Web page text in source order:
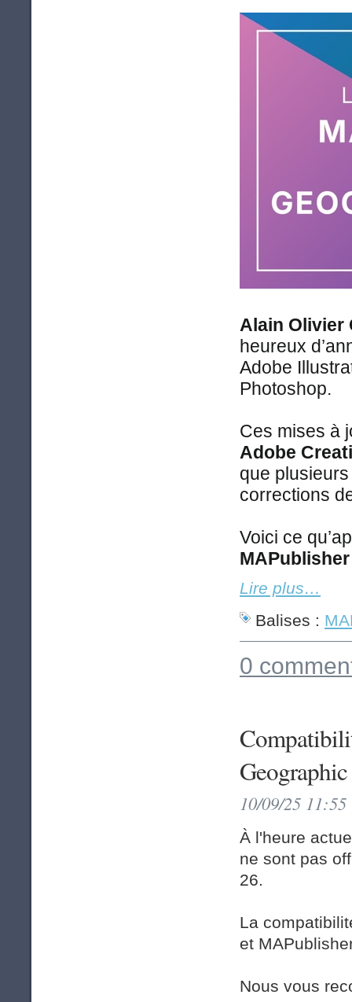
Alain Olivier
heureux
Adobe
Photoshop.
Ces mises à
Adobe
que
corrections
Voici ce
MAPublisher
Lire plus…
Balises :
0
10/09/25
À l'heure
ne sont pas
26.
La
et
Nous vous